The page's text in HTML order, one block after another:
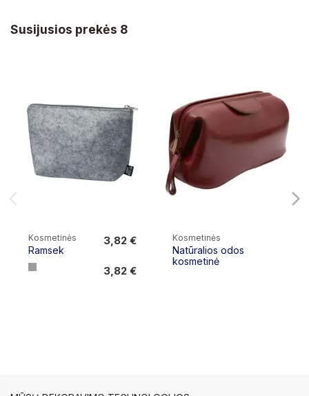
Susijusios prekės 8
Kosmetinės
Ramsek
3,82 €
3,82 €
Kosmetinės
Natūralios odos
kosmetinė